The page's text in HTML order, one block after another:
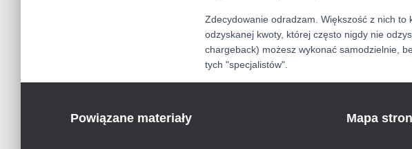
Zdecydowanie odradzam. Większość z nich
odzyskanej kwoty, której często nigdy nie
chargeback) możesz wykonać samodzielnie,
tych "specjalistów".
Powiązane materiały Mapa